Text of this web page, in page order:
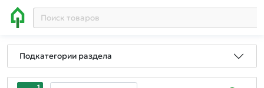
Подкатегории раздела